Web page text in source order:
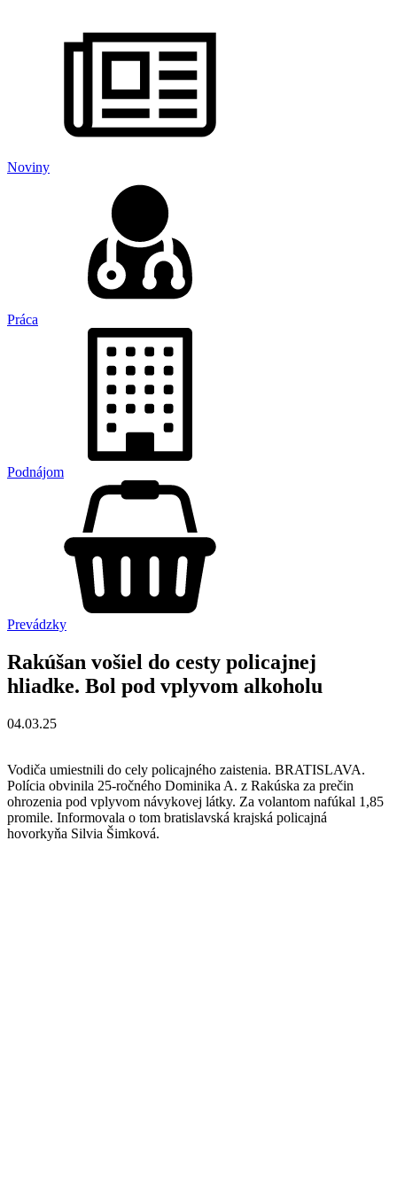
Noviny
Práca
Podnájom
Prevádzky
Rakúšan vošiel do cesty policajnej
hliadke. Bol pod vplyvom alkoholu
04.03.25
Vodiča umiestnili do cely policajného zaistenia. BRATISLAVA.
Polícia obvinila 25-ročného Dominika A. z Rakúska za prečin
ohrozenia pod vplyvom návykovej látky. Za volantom nafúkal 1,85
promile. Informovala o tom bratislavská krajská policajná
hovorkyňa Silvia Šimková.